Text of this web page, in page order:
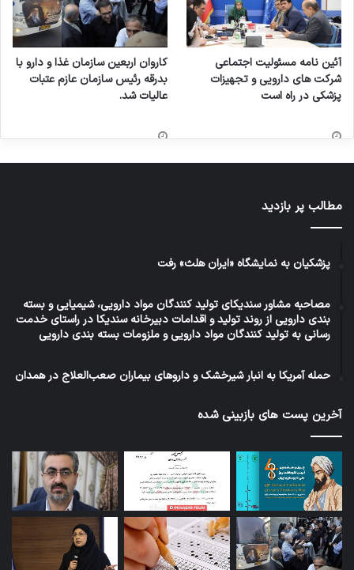
آئین نامه مسئولیت اجتماعی
شرکت های دارویی و تجهیزات
پزشکی در راه است
کاروان اربعین سازمان غذا و دارو با
بدرقه رئیس سازمان عازم عتبات
عالیات شد.
مطالب پر بازدید
پزشکیان به نمایشگاه «ایران هلث» رفت
مصاحبه مشاور سندیکای تولید کنندگان مواد دارویی، شیمیایی و بسته
بندی دارویی از روند تولید و اقدامات دبیرخانه سندیکا در راستای خدمت
رسانی به تولید کنندگان مواد دارویی و ملزومات بسته بندی دارویی
حمله آمریکا به انبار شیرخشک و داروهای بیماران صعب‌العلاج در همدان
آخرین پست های بازبینی شده